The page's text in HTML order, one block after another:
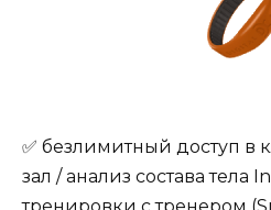
✅ безлимитный доступ в
зал / анализ состава тела